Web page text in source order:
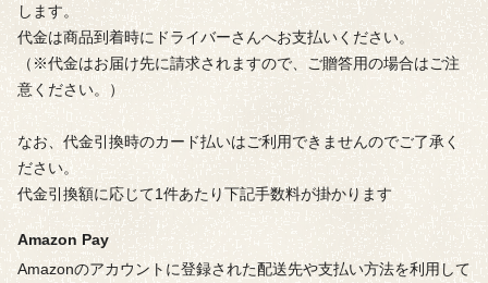
します。
代金は商品到着時にドライバーさんへお支払いください。
（※代金はお届け先に請求されますので、ご贈答用の場合はご注
意ください。）
なお、代金引換時のカード払いはご利用できませんのでご了承く
ださい。
代金引換額に応じて1件あたり下記手数料が掛かります
Amazon Pay
Amazonのアカウントに登録された配送先や支払い方法を利用して